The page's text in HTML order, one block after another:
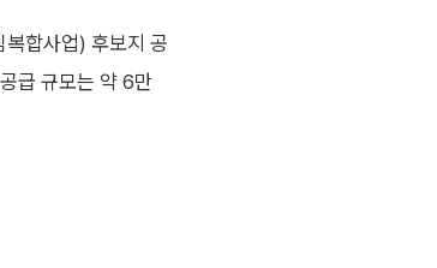
합사업) 후보지 공
급 규모는 약 6만